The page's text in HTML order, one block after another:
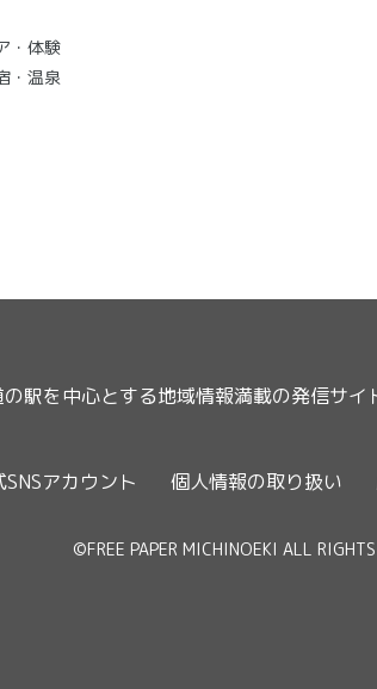
・体験
・温泉
駅を中心とする地域情報満載の発信サ
SNSアカウント 個人情報の取り扱い
©FREE PAPER MICHINOEKI ALL RIGHTS